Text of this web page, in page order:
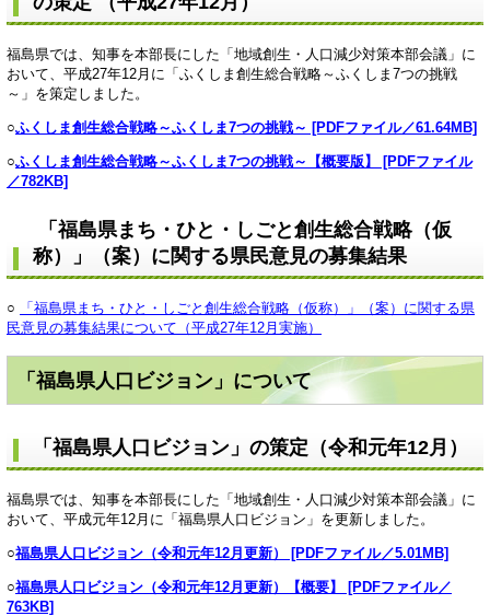
福島県では、知事を本部長にした「地域創生・人口減少対策本部会議」に
おいて、平成27年12月に「ふくしま創生総合戦略～ふくしま7つの挑戦
～」を策定しました。
○ふくしま創生総合戦略～ふくしま7つの挑戦～ [PDFファイル／61.64MB]
○ふくしま創生総合戦略～ふくしま7つの挑戦～【概要版】 [PDFファイル
／782KB]
「福島県まち・ひと・しごと創生総合戦略（仮
称）」（案）に関する県民意見の募集結果
○
「福島県まち・ひと・しごと創生総合戦略（仮称）」（案）に関する県
民意見の募集結果について（平成27年12月実施）
「福島県人口ビジョン」について
「福島県人口ビジョン」の策定（令和元年12月）
福島県では、知事を本部長にした「地域創生・人口減少対策本部会議」に
おいて、平成元年12月に「福島県人口ビジョン」を更新しました。
○福島県人口ビジョン（令和元年12月更新） [PDFファイル／5.01MB]
○福島県人口ビジョン（令和元年12月更新）【概要】 [PDFファイル／
763KB]